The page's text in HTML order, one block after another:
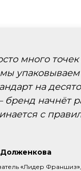
«Лидер Франшиз»,
много
мы
на
начнёт
с